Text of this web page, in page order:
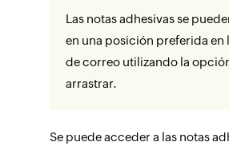
Las notas adhesivas se
en una posición preferida en
de correo utilizando la
arrastrar.
Se puede acceder a las notas